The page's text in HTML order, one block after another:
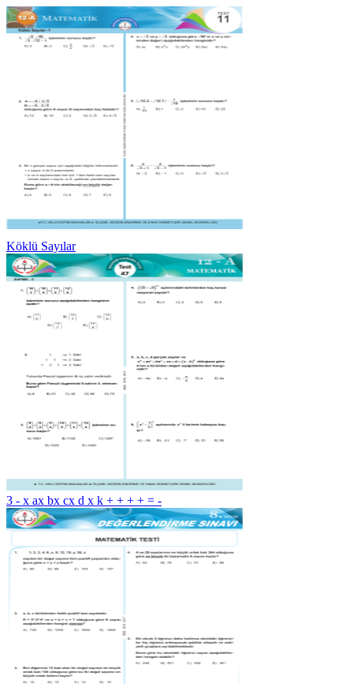
Köklü Sayılar
3 - x ax bx cx d x k + + + + = -